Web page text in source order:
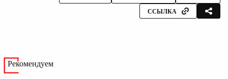
ССЫЛКА
Рекомендуем